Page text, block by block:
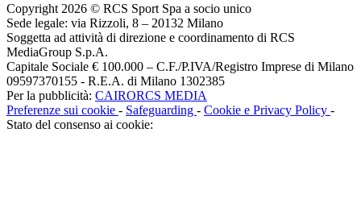
Copyright 2026 © RCS Sport Spa a socio unico
Sede legale: via Rizzoli, 8 – 20132 Milano
Soggetta ad attività di direzione e coordinamento di RCS
MediaGroup S.p.A.
Capitale Sociale € 100.000 – C.F./P.IVA/Registro Imprese di Milano
09597370155 - R.E.A. di Milano 1302385
Per la pubblicità: CAIRORCS MEDIA
Preferenze sui cookie - Safeguarding - Cookie e Privacy Policy -
Stato del consenso ai cookie: